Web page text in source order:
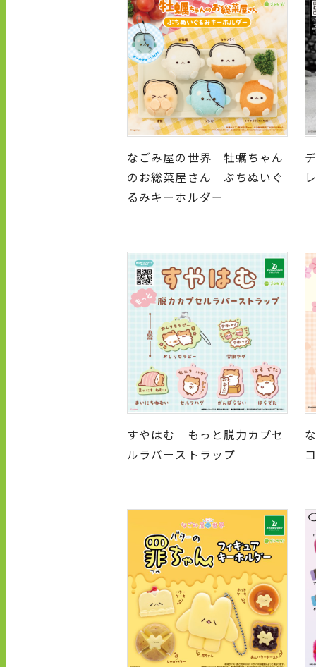
なごみ屋の世界 牡蠣ちゃん
のお総菜屋さん ぷちぬいぐ
るみキーホルダー
すやはむ もっと脱力カプセ
ルラバーストラップ